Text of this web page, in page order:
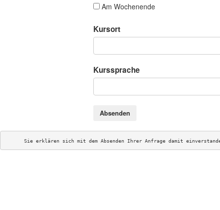
Am Wochenende
Kursort
Kurssprache
Absenden
Sie erklären sich mit dem Absenden Ihrer Anfrage damit